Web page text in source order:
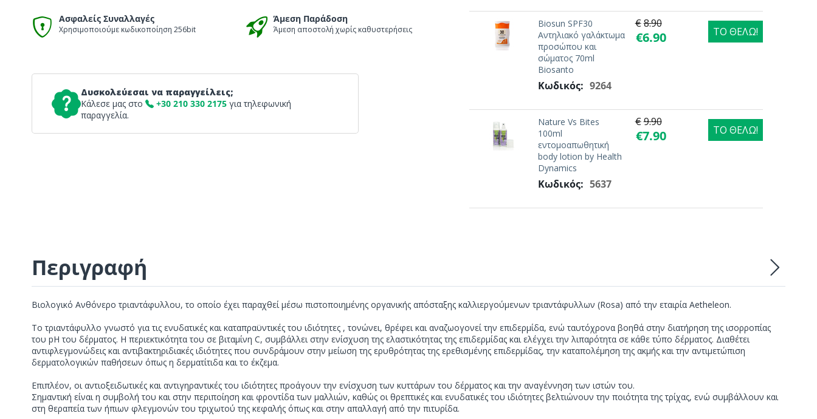
Ασφαλείς Συναλλαγές
Χρησιμοποιούμε κωδικοποίηση 256bit
Άμεση Παράδοση
Άμεση αποστολή χωρίς καθυστερήσεις
Δυσκολεύεσαι να παραγγείλεις;
Κάλεσε μας στο
+30 210 330 2175 για τηλεφωνική
παραγγελία.
Biosun SPF30
Αντηλιακό γαλάκτωμα
προσώπου και
σώματος 70ml
Biosanto
Κωδικός: 9264
€8.90
€6.90 ΤΟ ΘΕΛΩ!
Nature Vs Bites
100ml
εντομοαπωθητική
body lotion by Health
Dynamics
Κωδικός: 5637
€9.90
€7.90 ΤΟ ΘΕΛΩ!
Περιγραφή
Βιολογικό Ανθόνερο τριαντάφυλλου, το οποίο έχει παραχθεί μέσω πιστοποιημένης οργανικής απόσταξης καλλιεργούμενων τριαντάφυλλων (Rosa) από την εταιρία Aetheleon.
Το τριαντάφυλλο γνωστό για τις ενυδατικές και καταπραϋντικές του ιδιότητες , τονώνει, θρέφει και αναζωογονεί την επιδερμίδα, ενώ ταυτόχρονα βοηθά στην διατήρηση της ισορροπίας
του pH του δέρματος. Η περιεκτικότητα του σε βιταμίνη C, συμβάλλει στην ενίσχυση της ελαστικότητας της επιδερμίδας και ελέγχει την λιπαρότητα σε κάθε τύπο δέρματος. Διαθέτει
αντιφλεγμονώδεις και αντιβακτηριδιακές ιδιότητες που συνδράμουν στην μείωση της ερυθρότητας της ερεθισμένης επιδερμίδας, την καταπολέμηση της ακμής και την αντιμετώπιση
δερματολογικών παθήσεων όπως η δερματίτιδα και το έκζεμα.
Επιπλέον, οι αντιοξειδωτικές και αντιγηραντικές του ιδιότητες προάγουν την ενίσχυση των κυττάρων του δέρματος και την αναγέννηση των ιστών του.
Σημαντική είναι η συμβολή του και στην περιποίηση και φροντίδα των μαλλιών, καθώς οι θρεπτικές και ενυδατικές του ιδιότητες βελτιώνουν την ποιότητα της τρίχας, ενώ συμβάλλουν και
στη θεραπεία των ήπιων φλεγμονών του τριχωτού της κεφαλής όπως και στην απαλλαγή από την πιτυρίδα.